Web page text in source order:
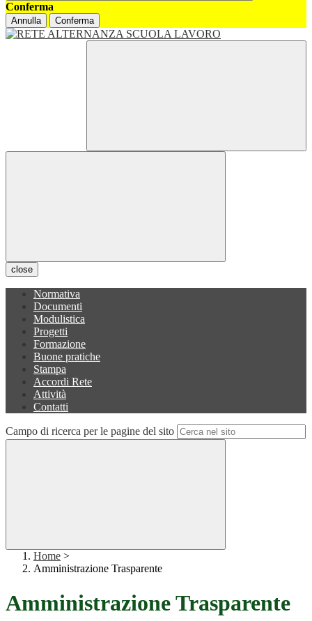
Conferma
Annulla Conferma
close
Normativa
Documenti
Modulistica
Progetti
Formazione
Buone pratiche
Stampa
Accordi Rete
Attività
Contatti
Campo di ricerca per le pagine del sito
Home >
Amministrazione Trasparente
Amministrazione Trasparente